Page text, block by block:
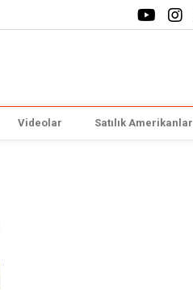
Videolar Satılık Amerikanlar